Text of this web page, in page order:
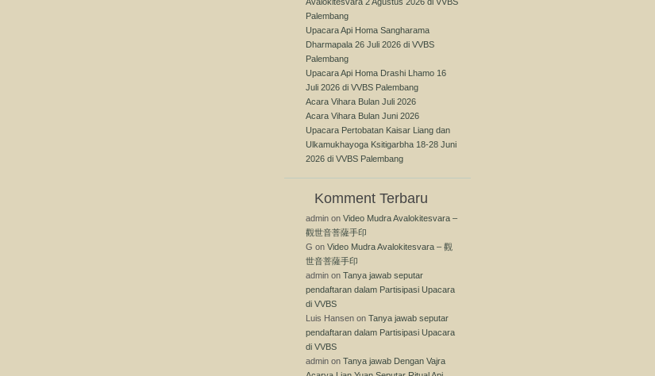
Palembang
Upacara Api Homa Sangharama
Dharmapala 26 Juli 2026 di VVBS
Palembang
Upacara Api Homa Drashi Lhamo 16
Juli 2026 di VVBS Palembang
Acara Vihara Bulan Juli 2026
Acara Vihara Bulan Juni 2026
Upacara Pertobatan Kaisar Liang dan
Ulkamukhayoga Ksitigarbha 18-28 Juni
2026 di VVBS Palembang
Komment Terbaru
admin on Video Mudra Avalokitesvara –
觀世音菩薩手印
G on Video Mudra Avalokitesvara – 觀
世音菩薩手印
admin on Tanya jawab seputar
pendaftaran dalam Partisipasi Upacara
di VVBS
Luis Hansen on Tanya jawab seputar
pendaftaran dalam Partisipasi Upacara
di VVBS
admin on Tanya jawab Dengan Vajra